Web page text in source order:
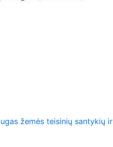
žemės teisinių santykių ir